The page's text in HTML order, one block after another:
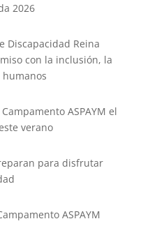
2026
Discapacidad Reina
con la inclusión, la
ASPAYM el
verano
para disfrutar
ASPAYM